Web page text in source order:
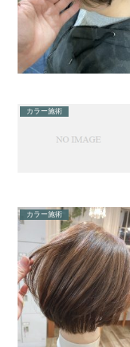
カラー施術
カラー施術